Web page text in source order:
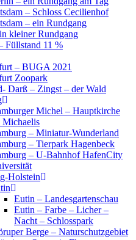
– Schloss Cecilienhof
– ein Rundgang
kleiner Rundgang
Füllstand 11 %
– BUGA 2021
Zoopark
Darß – Zingst – der Wald
Michel – Hauptkirche
Michaelis
– Miniatur-Wunderland
– Tierpark Hagenbeck
– U-Bahnhof HafenCity
Holstein
Eutin – Landesgartenschau
Eutin – Farbe – Licher –
Nacht – Schlosspark
Berge – Naturschutzgebiet